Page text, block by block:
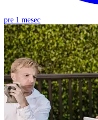
pre 1 mesec